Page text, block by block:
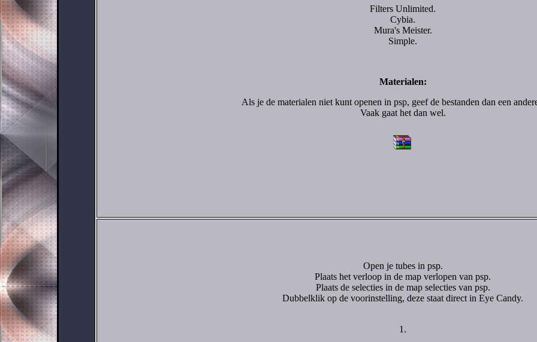
Filters Unlimited.
Cybia.
Mura's Meister.
Simple.
Materialen:
Als je de materialen niet kunt openen in psp, geef de bestanden dan een
Vaak gaat het dan wel.
Open je tubes in psp.
Plaats het verloop in de map verlopen van psp.
Plaats de selecties in de map selecties van psp.
Dubbelklik op de voorinstelling, deze staat direct in Eye Candy.
1.